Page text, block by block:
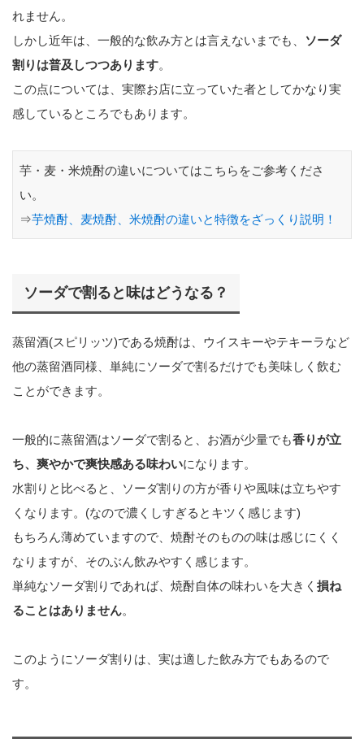
れません。
しかし近年は、一般的な飲み方とは言えないまでも、
ソーダ
割りは普及しつつあります。
この点については、実際お店に立っていた者としてかなり実
感しているところでもあります。
芋・麦・米焼酎の違いについてはこちらをご参考くださ
い。
⇒芋焼酎、麦焼酎、米焼酎の違いと特徴をざっくり説明！
ソーダで割ると味はどうなる？
蒸留酒(スピリッツ)である焼酎は、ウイスキーやテキーラなど
他の蒸留酒同様、単純にソーダで割るだけでも美味しく飲む
ことができます。
一般的に蒸留酒はソーダで割ると、お酒が少量でも香りが立
ち、爽やかで爽快感ある味わいになります。
水割りと比べると、ソーダ割りの方が香りや風味は立ちやす
くなります。(なので濃くしすぎるとキツく感じます)
もちろん薄めていますので、焼酎そのものの味は感じにくく
なりますが、そのぶん飲みやすく感じます。
単純なソーダ割りであれば、焼酎自体の味わいを大きく 損ね
ることはありません。
このようにソーダ割りは、実は適した飲み方でもあるので
す。